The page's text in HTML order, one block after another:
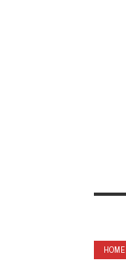
HOME